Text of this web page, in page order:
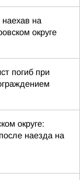
на
округе
погиб при
округе:
наезда на